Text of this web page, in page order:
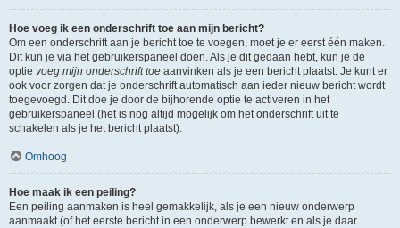
Hoe voeg ik een onderschrift toe aan mijn bericht?
Om een onderschrift aan je bericht toe te voegen, moet je er eerst één maken.
Dit kun je via het gebruikerspaneel doen. Als je dit gedaan hebt, kun je de
optie voeg mijn onderschrift toe aanvinken als je een bericht plaatst. Je kunt er
ook voor zorgen dat je onderschrift automatisch aan ieder nieuw bericht wordt
toegevoegd. Dit doe je door de bijhorende optie te activeren in het
gebruikerspaneel (het is nog altijd mogelijk om het onderschrift uit te
schakelen als je het bericht plaatst).
Omhoog
Hoe maak ik een peiling?
Een peiling aanmaken is heel gemakkelijk, als je een nieuw onderwerp
aanmaakt (of het eerste bericht in een onderwerp bewerkt en als je daar